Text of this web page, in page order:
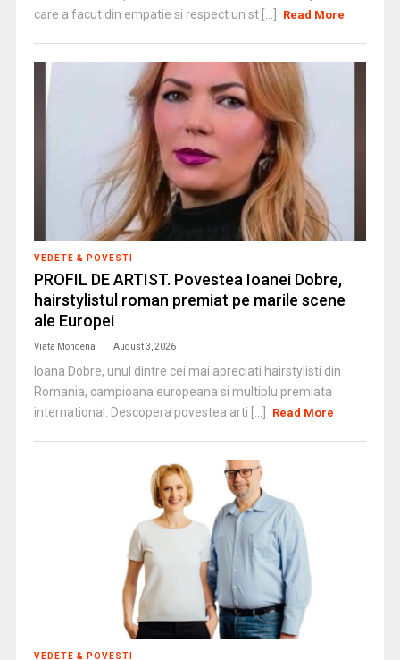
care a facut din empatie si respect un st [...]
Read More
VEDETE & POVESTI
PROFIL DE ARTIST. Povestea Ioanei Dobre,
hairstylistul roman premiat pe marile scene
ale Europei
Viata Mondena August 3, 2026
Ioana Dobre, unul dintre cei mai apreciati hairstylisti din
Romania, campioana europeana si multiplu premiata
international. Descopera povestea arti [...]
Read More
VEDETE & POVESTI